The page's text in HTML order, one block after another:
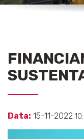
Data: 15-11-2022